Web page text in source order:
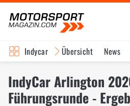
Indycar Übersicht News
IndyCar Arlington
Führungsrunde -